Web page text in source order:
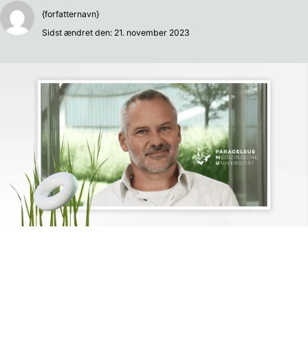
{forfatternavn}
Sidst ændret den: 21. november 2023